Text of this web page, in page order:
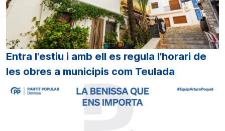
Entra l'estiu i amb ell es regula l'horari de
les obres a municipis com Teulada